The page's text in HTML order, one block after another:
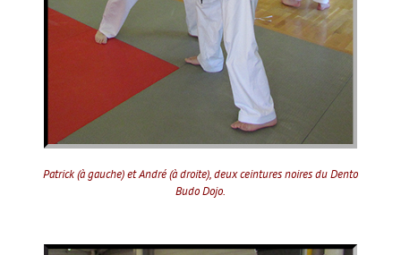
Patrick (à gauche) et André (à droite), deux ceintures noires du Dento
Budo Dojo.